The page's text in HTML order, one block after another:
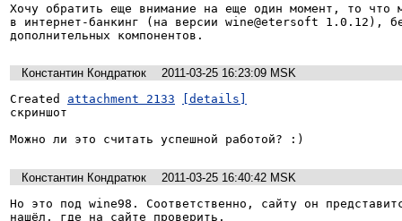
Хочу обратить еще внимание на еще один момент, то что
в интернет-банкинг (на версии wine@etersoft 1.0.12),
дополнительных компонентов.
Константин Кондратюк
2011-03-25 16:23:09 MSK
Created attachment 2133
[details]
скриншот
Можно ли это считать успешной работой? :)
Константин Кондратюк
2011-03-25 16:40:42 MSK
Но это под wine98. Соответственно, сайту он
нашёл, где на сайте проверить.